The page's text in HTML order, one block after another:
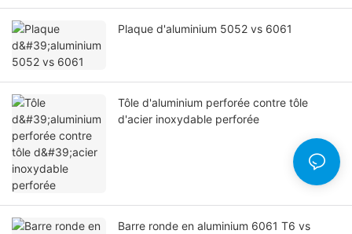
Plaque d'aluminium 5052 vs 6061
Tôle d'aluminium perforée contre tôle
d'acier inoxydable perforée
Barre ronde en aluminium 6061 T6 vs